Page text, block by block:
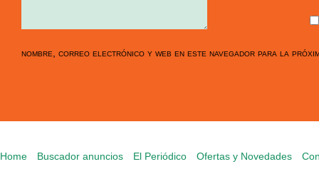
nombre, correo electrónico y web en este navegador para la
Home Buscador anuncios El Periódico Ofertas y Novedades